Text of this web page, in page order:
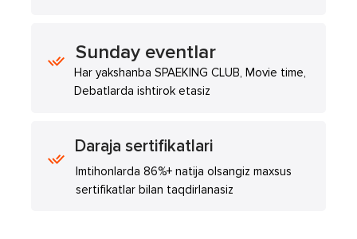
Daraja sertifikatlari
Imtihonlarda 86%+ natija olsangiz maxsus
sertifikatlar bilan taqdirlanasiz
Sunday eventlar
Har yakshanba SPAEKING CLUB, Movie time,
Debatlarda ishtirok etasiz